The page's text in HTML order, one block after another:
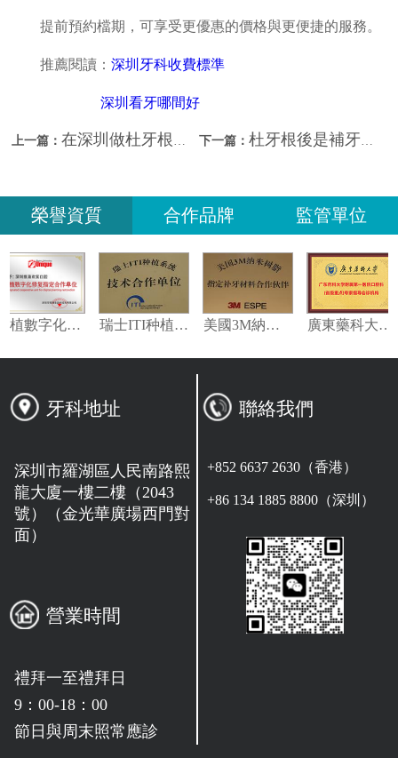
提前預約檔期，可享受更優惠的價格與更便捷的服務。
推薦閱讀：深圳牙科收費標準
深圳看牙哪間好
上一篇：在深圳做杜牙根幾錢？深圳牙科推薦？ 下一篇： 杜牙根後是補牙還是做牙冠？深圳看牙哪間好？
榮譽資質 合作品牌 監管單位
牙科地址
深圳市羅湖區人民南路熙
龍大廈一樓二樓（2043
號）（金光華廣場西門對
面）
營業時間
禮拜一至禮拜日
9：00-18：00
節日與周末照常應診
聯絡我們
+852 6637 2630（香港）
+86 134 1885 8800（深圳）